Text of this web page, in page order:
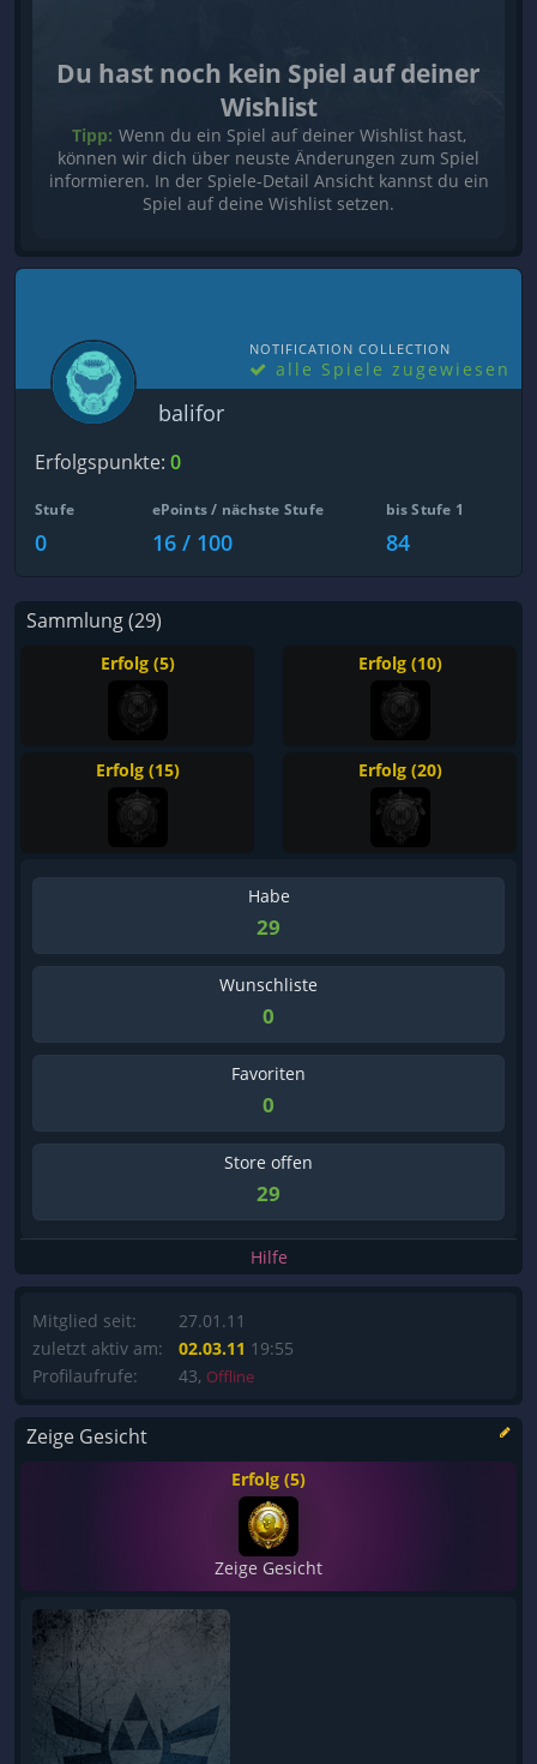
Du hast noch kein Spiel auf deiner
Wishlist
Tipp: Wenn du ein Spiel auf deiner Wishlist hast,
können wir dich über neuste Änderungen zum Spiel
informieren. In der Spiele-Detail Ansicht kannst du ein
Spiel auf deine Wishlist setzen.
NOTIFICATION COLLECTION
alle Spiele zugewiesen
balifor
Erfolgspunkte: 0
Stufe
0
ePoints / nächste Stufe
16 / 100
bis Stufe 1
84
Sammlung (29)
Erfolg (5) Erfolg (10)
Erfolg (15) Erfolg (20)
Habe
29
Wunschliste
0
Favoriten
0
Store offen
29
Hilfe
Mitglied seit:
zuletzt aktiv am:
Profilaufrufe:
27.01.11
02.03.11 19:55
43, Offline
Zeige Gesicht
Erfolg (5)
Zeige Gesicht